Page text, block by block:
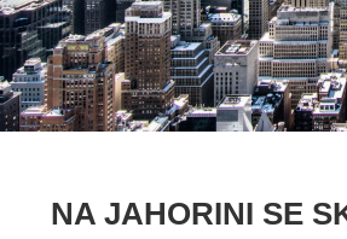
NA JAHORINI SE